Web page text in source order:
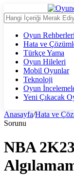
Oyun Rehberleri
Hata ve
Türkçe Yama
Oyun Hileleri
Mobil Oyunlar
Teknoloji
Oyun
Yeni Çıkacak
Anasayfa/Hata ve
Sorunu
NBA